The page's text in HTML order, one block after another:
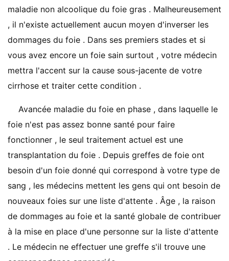
maladie non alcoolique du foie gras . Malheureusement
, il n'existe actuellement aucun moyen d'inverser les
dommages du foie . Dans ses premiers stades et si
vous avez encore un foie sain surtout , votre médecin
mettra l'accent sur la cause sous-jacente de votre
cirrhose et traiter cette condition .
Avancée maladie du foie en phase , dans laquelle le
foie n'est pas assez bonne santé pour faire
fonctionner , le seul traitement actuel est une
transplantation du foie . Depuis greffes de foie ont
besoin d'un foie donné qui correspond à votre type de
sang , les médecins mettent les gens qui ont besoin de
nouveaux foies sur une liste d'attente . Âge , la raison
de dommages au foie et la santé globale de contribuer
à la mise en place d'une personne sur la liste d'attente
. Le médecin ne effectuer une greffe s'il trouve une